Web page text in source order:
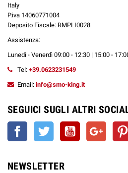
Italy
P.iva 14060771004
Deposito Fiscale: RMPLI0028
Assistenza:
Lunedì - Venerdì 09:00 - 12:30 | 15:00 -
Tel: +39.0623231549
Email: info@smo-king.it
SEGUICI SUGLI ALTRI
Facebook Twitter YouTube Google+
NEWSLETTER